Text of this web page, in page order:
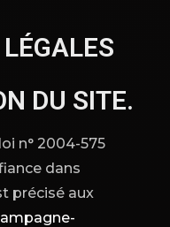
DU SITE.
n° 2004-575
dans
précisé aux